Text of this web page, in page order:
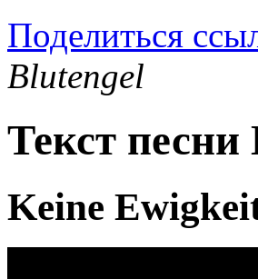
Поделиться
Blutengel
Текст
Keine